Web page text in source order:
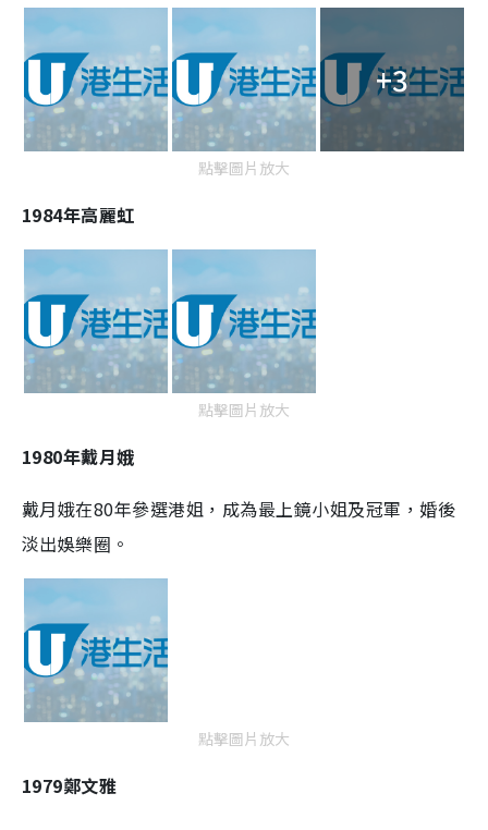
+3
點擊圖片放大
1984年高麗虹
點擊圖片放大
1980年戴月娥
戴月娥在80年參選港姐，成為最上鏡小姐及冠軍，婚後
淡出娛樂圈。
點擊圖片放大
1979鄭文雅